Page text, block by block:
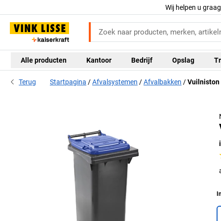
Wij helpen u
Alle producten Kantoor Bedrijf Opslag
Terug Startpagina Afvalsystemen Afvalbakken Vuilniston